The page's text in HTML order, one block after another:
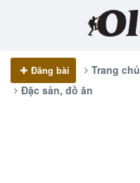
Đăng bài Trang chủ
Đặc sản, đồ ăn